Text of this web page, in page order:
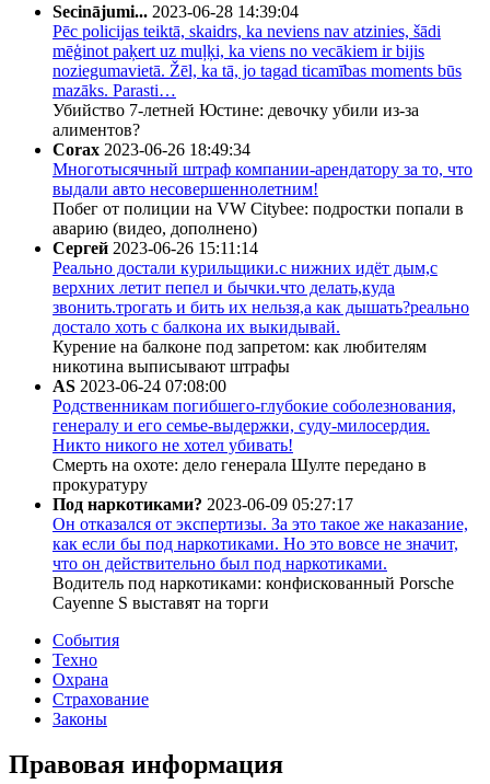
Secinājumi... 2023-06-28 14:39:04
Pēc policijas teiktā, skaidrs, ka neviens nav atzinies, šādi
mēģinot paķert uz muļķi, ka viens no vecākiem ir bijis
noziegumavietā. Žēl, ka tā, jo tagad ticamības moments būs
mazāks. Parasti…
Убийство 7-летней Юстине: девочку убили из-за
алиментов?
Corax 2023-06-26 18:49:34
Многотысячный штраф компании-арендатору за то, что
выдали авто несовершеннолетним!
Побег от полиции на VW Citybee: подростки попали в
аварию (видео, дополнено)
Сергей 2023-06-26 15:11:14
Реально достали курильщики.с нижних идёт дым,с
верхних летит пепел и бычки.что делать,куда
звонить.трогать и бить их нельзя,а как дышать?реально
достало хоть с балкона их выкидывай.
Курение на балконе под запретом: как любителям
никотина выписывают штрафы
AS 2023-06-24 07:08:00
Родственникам погибшего-глубокие соболезнования,
генералу и его семье-выдержки, суду-милосердия.
Никто никого не хотел убивать!
Смерть на охоте: дело генерала Шулте передано в
прокуратуру
Под наркотиками? 2023-06-09 05:27:17
Он отказался от экспертизы. За это такое же наказание,
как если бы под наркотиками. Но это вовсе не значит,
что он действительно был под наркотиками.
Водитель под наркотиками: конфискованный Porsche
Cayenne S выставят на торги
События
Техно
Охрана
Страхование
Законы
Правовая информация